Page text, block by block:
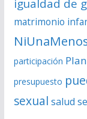
igualdad de
matrimonio
participación
presupuesto
sexual salud